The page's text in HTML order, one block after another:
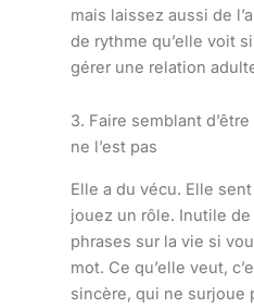
mais laissez aussi de
de rythme qu’elle voit
gérer une relation
3. Faire semblant
ne l’est pas
Elle a du vécu. Elle
jouez un rôle. Inutile
phrases sur la vie si
mot. Ce qu’elle veut,
sincère, qui ne surjoue